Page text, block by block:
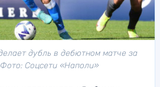
дубль в дебютном матче за
Соцсети «Наполи»